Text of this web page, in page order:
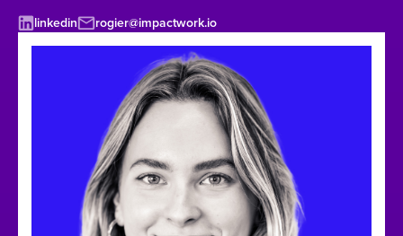
linkedin rogier@impactwork.io